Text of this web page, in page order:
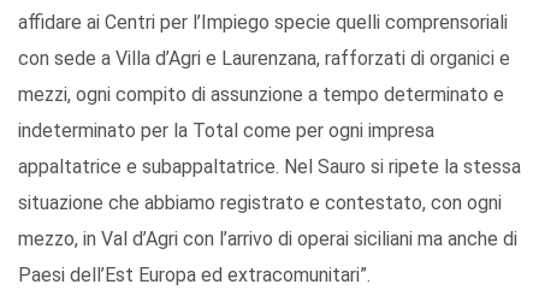
affidare ai Centri per l’Impiego specie quelli comprensoriali
con sede a Villa d’Agri e Laurenzana, rafforzati di organici e
mezzi, ogni compito di assunzione a tempo determinato e
indeterminato per la Total come per ogni impresa
appaltatrice e subappaltatrice. Nel Sauro si ripete la stessa
situazione che abbiamo registrato e contestato, con ogni
mezzo, in Val d’Agri con l’arrivo di operai siciliani ma anche di
Paesi dell’Est Europa ed extracomunitari”.